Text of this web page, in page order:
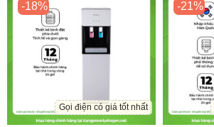
-18%
Gọi điện có giá tốt nhất
-21%